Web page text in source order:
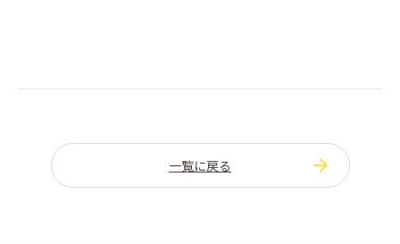
一覧に戻る